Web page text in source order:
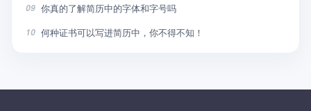
09 你真的了解简历中的字体和字号吗
10 何种证书可以写进简历中，你不得不知！